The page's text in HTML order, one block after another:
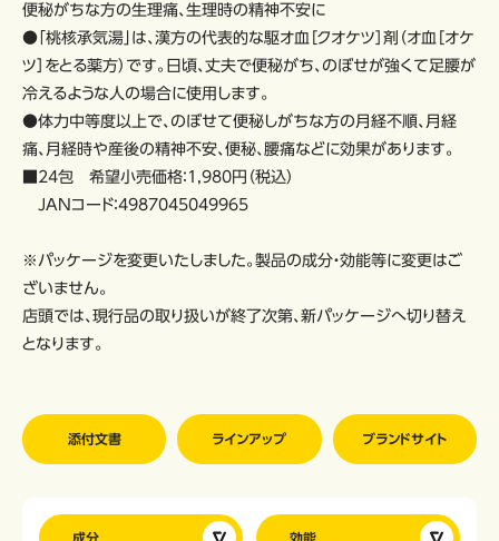
添付文書 ラインアップ ブランドサイト
便秘がちな方の生理痛、生理時の精神不安に
●「桃核承気湯」は、漢方の代表的な駆オ血［クオケツ］剤（オ血［オケ
ツ］をとる薬方）です。日頃、丈夫で便秘がち、のぼせが強くて足腰が
冷えるような人の場合に使用します。
●体力中等度以上で、のぼせて便秘しがちな方の月経不順、月経
痛、月経時や産後の精神不安、便秘、腰痛などに効果があります。
■24包 希望小売価格：1,980円（税込）
JANコード：4987045049965
※パッケージを変更いたしました。製品の成分・効能等に変更はご
ざいません。
店頭では、現行品の取り扱いが終了次第、新パッケージへ切り替え
となります。
成分 効能